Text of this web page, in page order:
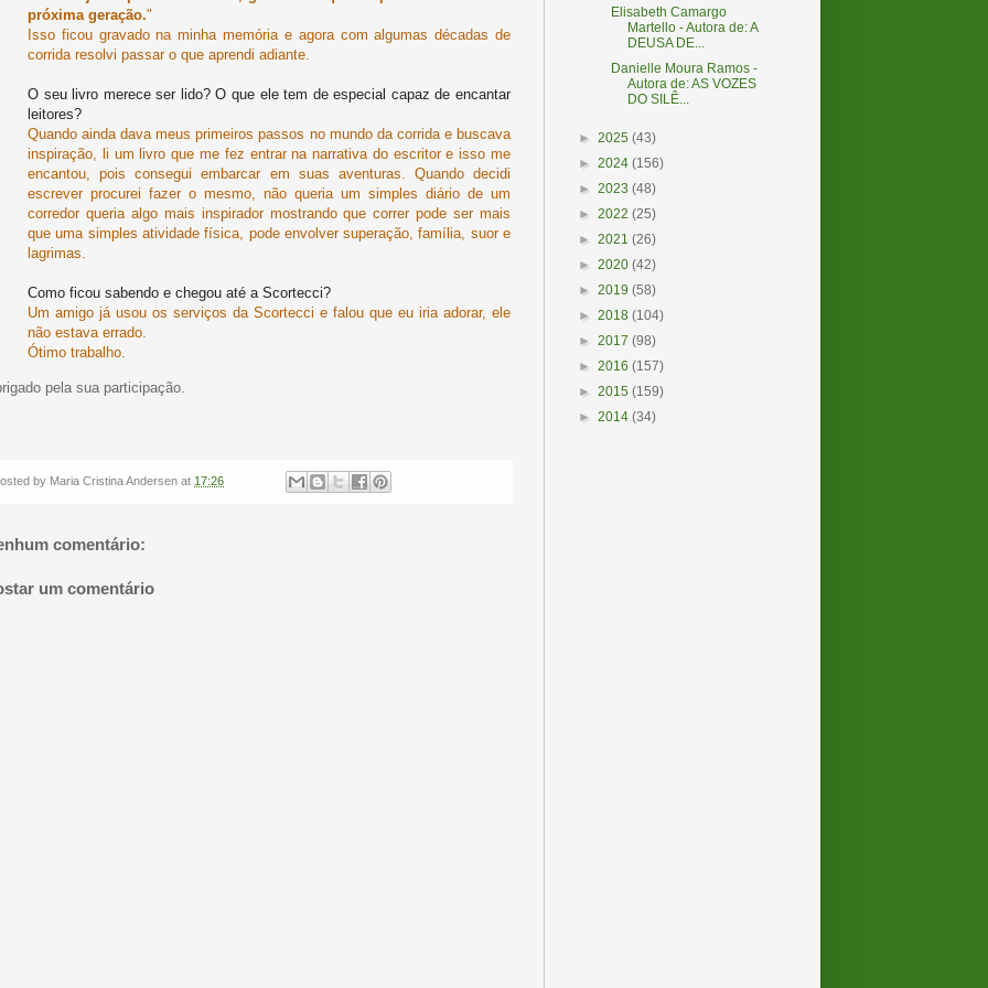
próxima geração."
Isso ficou gravado na minha memória e agora com algumas décadas de
corrida resolvi passar o que aprendi adiante.
O seu livro merece ser lido? O que ele tem de especial capaz de encantar
leitores?
Quando ainda dava meus primeiros passos no mundo da corrida e buscava
inspiração, li um livro que me fez entrar na narrativa do escritor e isso me
encantou, pois consegui embarcar em suas aventuras. Quando decidi
escrever procurei fazer o mesmo, não queria um simples diário de um
corredor queria algo mais inspirador mostrando que correr pode ser mais
que uma simples atividade física, pode envolver superação, família, suor e
lagrimas.
Como ficou sabendo e chegou até a Scortecci?
Um amigo já usou os serviços da Scortecci e falou que eu iria adorar, ele
não estava errado.
Ótimo trabalho.
pela sua participação.
by Maria Cristina Andersen at 17:26
comentário:
um comentário
Elisabeth Camargo
Martello - Autora de: A
DEUSA DE...
Danielle Moura Ramos -
Autora de: AS VOZES
DO SILÊ...
► 2025 (43)
► 2024 (156)
► 2023 (48)
► 2022 (25)
► 2021 (26)
► 2020 (42)
► 2019 (58)
► 2018 (104)
► 2017 (98)
► 2016 (157)
► 2015 (159)
► 2014 (34)